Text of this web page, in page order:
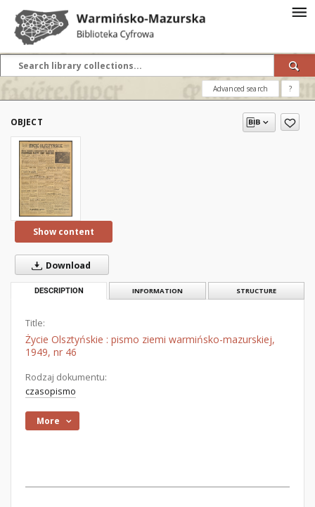
Advanced search ?
OBJECT
Show content
Download
DESCRIPTION INFORMATION STRUCTURE
Title:
Życie Olsztyńskie : pismo ziemi warmińsko-mazurskiej,
1949, nr 46
Rodzaj dokumentu:
czasopismo
More